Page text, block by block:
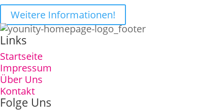
Weitere Informationen!
Links
Startseite
Impressum
Über Uns
Kontakt
Folge Uns